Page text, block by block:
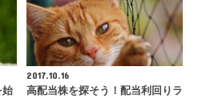
始
2017.10.16
高配当株を探そう！配当利回りラ